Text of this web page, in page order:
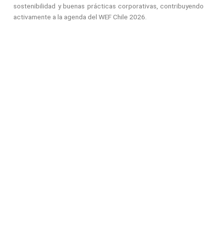
sostenibilidad y buenas prácticas corporativas, contribuyendo
activamente a la agenda del WEF Chile 2026.